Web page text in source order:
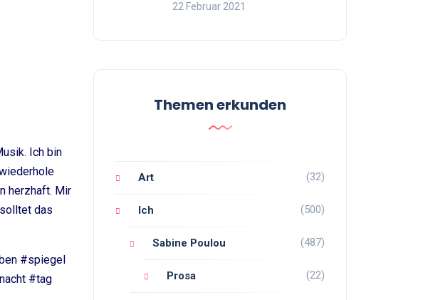
Ich bin
herzhaft. Mir
das
#spiegel
#tag
22 Februar 2021
Themen erkunden
Art (32)
Ich (500)
Sabine Poulou (487)
Prosa (22)